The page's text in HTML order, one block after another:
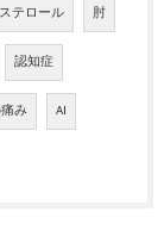
テロール 肘
認知症
み AI